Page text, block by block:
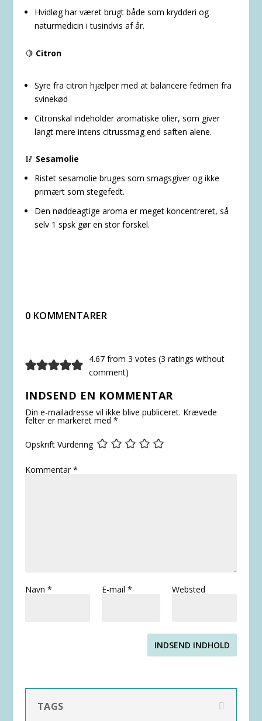
Hvidløg har været brugt både som krydderi og
naturmedicin i tusindvis af år.
🍋 Citron
Syre fra citron hjælper med at balancere fedmen fra
svinekød
Citronskal indeholder aromatiske olier, som giver
langt mere intens citrussmag end saften alene.
🥢 Sesamolie
Ristet sesamolie bruges som smagsgiver og ikke
primært som stegefedt.
Den nøddeagtige aroma er meget koncentreret, så
selv 1 spsk gør en stor forskel.
0 KOMMENTARER
4.67 from 3 votes (3 ratings without
comment)
INDSEND EN KOMMENTAR
Din e-mailadresse vil ikke blive publiceret. Krævede
felter er markeret med *
Opskrift Vurdering
Kommentar*
Navn * E-mail * Websted
INDSEND INDHOLD
TAGS